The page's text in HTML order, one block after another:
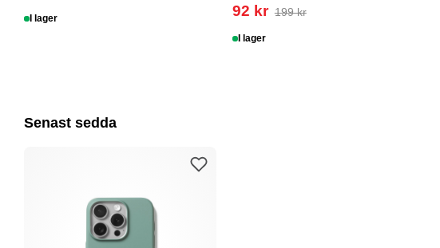
I lager 92 kr 199 kr
I lager
Senast sedda